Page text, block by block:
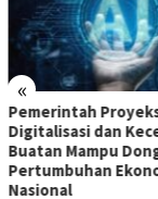
«
Pemerintah
Digitalisasi dan
Buatan Mampu
Pertumbuhan
Nasional